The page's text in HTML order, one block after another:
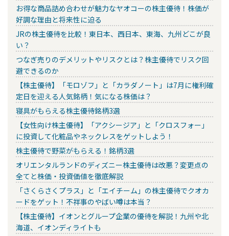
お得な商品詰め合わせが魅力なヤオコーの株主優待！株価が
好調な理由と将来性に迫る
JRの株主優待を比較！東日本、西日本、東海、九州どこが良
い？
つなぎ売りのデメリットやリスクとは？株主優待でリスク回
避できるのか
【株主優待】「モロゾフ」と「カラダノート」は7月に権利確
定日を迎える人気銘柄！気になる株価は？
寝具がもらえる株主優待銘柄3選
【女性向け株主優待】「アクシージア」と「クロスフォー」
に投資して化粧品やネックレスをゲットしよう！
株主優待で野菜がもらえる！銘柄3選
オリエンタルランドのディズニー株主優待は改悪？変更点の
全てと株価・投資価値を徹底解説
「さくらさくプラス」と「エイチーム」の株主優待でクオカ
ードをゲット！不祥事のやばい噂は本当？
【株主優待】イオンとグループ企業の優待を解説！九州や北
海道、イオンディライトも